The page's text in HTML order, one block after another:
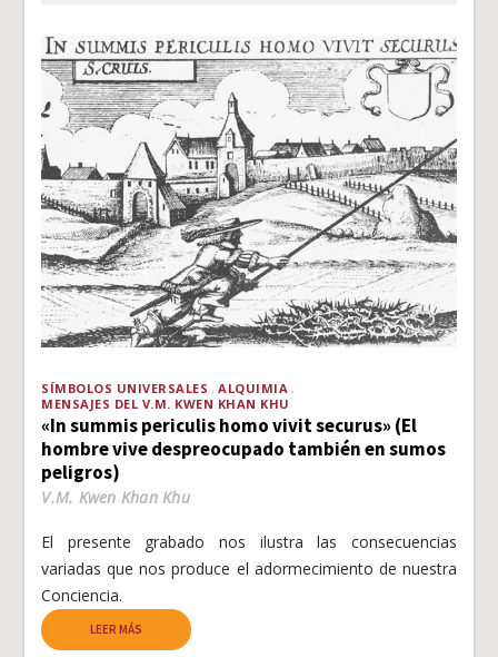
SÍMBOLOS UNIVERSALES
ALQUIMIA
MENSAJES DEL V.M. KWEN KHAN KHU
«In summis periculis homo vivit securus» (El
hombre vive despreocupado también en sumos
peligros)
V.M. Kwen Khan Khu
El presente grabado nos ilustra las consecuencias
variadas que nos produce el adormecimiento de nuestra
Conciencia.
LEER MÁS